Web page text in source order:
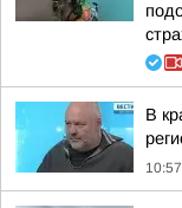
В
10:57